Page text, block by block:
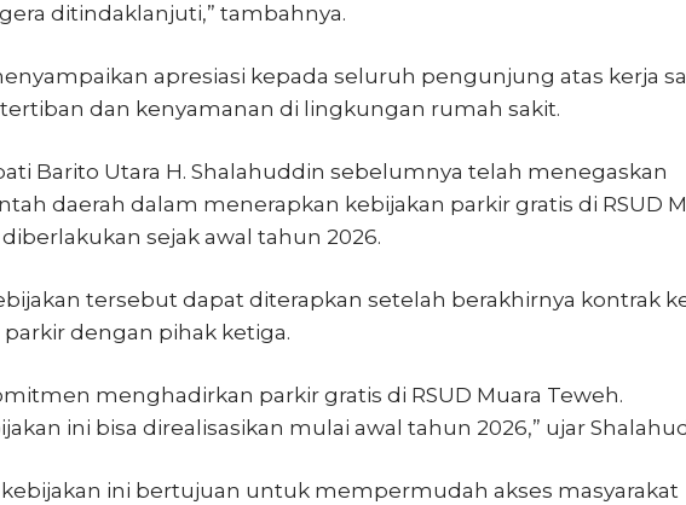
ditindaklanjuti,” tambahnya.
apresiasi kepada seluruh pengunjung atas kerja
dan kenyamanan di lingkungan rumah sakit.
Barito Utara H. Shalahuddin sebelumnya telah menegaskan
daerah dalam menerapkan kebijakan parkir gratis di RSUD
sejak awal tahun 2026.
tersebut dapat diterapkan setelah berakhirnya kontrak
dengan pihak ketiga.
menghadirkan parkir gratis di RSUD Muara Teweh.
ini bisa direalisasikan mulai awal tahun 2026,” ujar
ini bertujuan untuk mempermudah akses masyarakat